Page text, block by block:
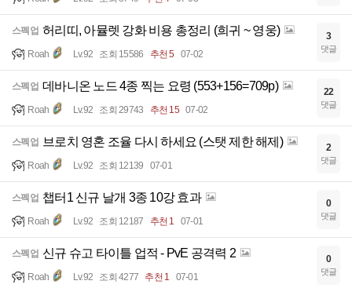
스펙업 허리띠, 아뮬렛 강화 비용 총정리 (희귀 ~ 영웅)
Roah Lv.92 조회 15586 추천 5 07-02
3
댓글
스펙업 데바니온 노드 4종 찍는 요령 (553+156=709p)
Roah Lv.92 조회 29743 추천 15 07-02
22
댓글
스펙업 브로치 영혼 조율 다시 하세요 (스탯 제한 해제)
Roah Lv.92 조회 12139 07-01
2
댓글
스펙업 챕터1 신규 날개 3종 10강 효과
Roah Lv.92 조회 12187 추천 1 07-01
0
댓글
스펙업 신규 슈고 타이틀 업적 - PvE 공격력 2
Roah Lv.92 조회 4277 추천 1 07-01
0
댓글